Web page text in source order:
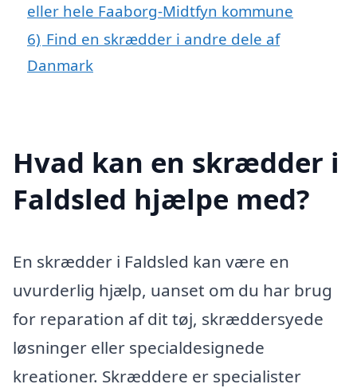
eller hele Faaborg-Midtfyn kommune
6) Find en skrædder i andre dele af
Danmark
Hvad kan en skrædder i
Faldsled hjælpe med?
En skrædder i Faldsled kan være en
uvurderlig hjælp, uanset om du har brug
for reparation af dit tøj, skræddersyede
løsninger eller specialdesignede
kreationer. Skræddere er specialister